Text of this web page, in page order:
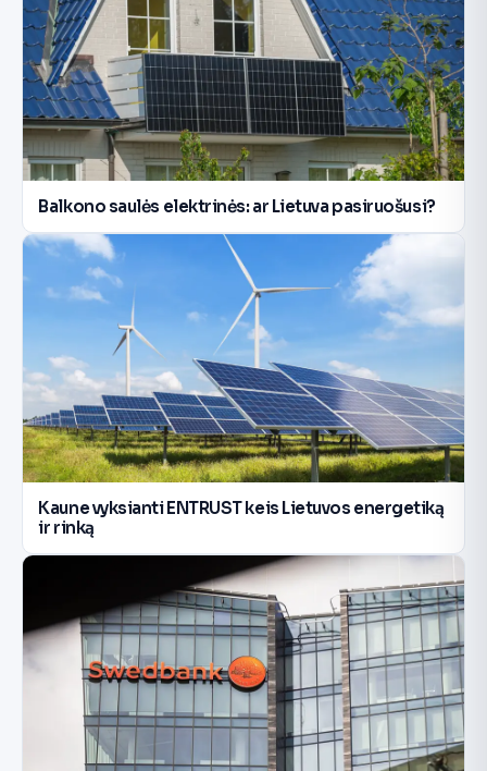
Balkono saulės elektrinės: ar Lietuva pasiruošusi?
Kaune vyksianti ENTRUST keis Lietuvos energetiką
ir rinką